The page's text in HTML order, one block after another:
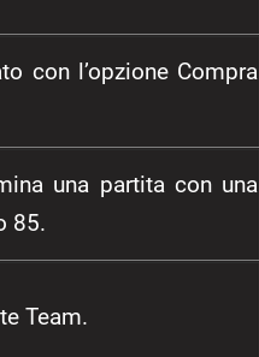
con l’opzione Compra
una partita con una
85.
Team.